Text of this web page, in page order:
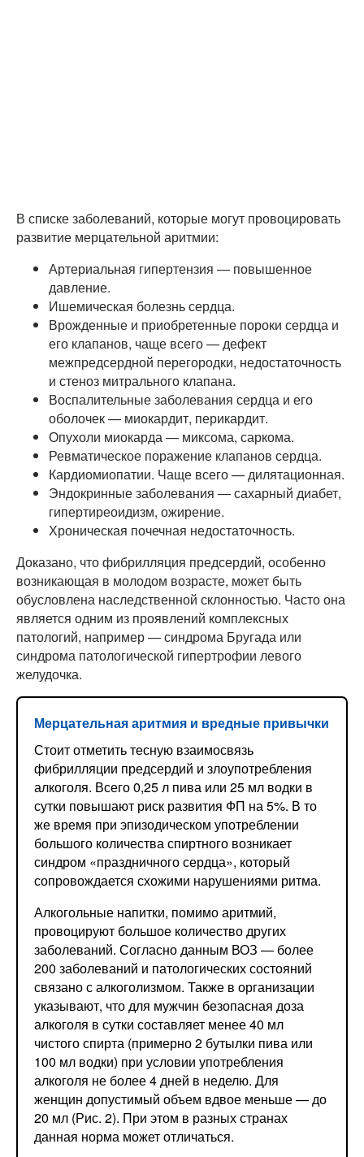
В списке заболеваний, которые могут провоцировать
развитие мерцательной аритмии:
Артериальная гипертензия — повышенное
давление.
Ишемическая болезнь сердца.
Врожденные и приобретенные пороки сердца и
его клапанов, чаще всего — дефект
межпредсердной перегородки, недостаточность
и стеноз митрального клапана.
Воспалительные заболевания сердца и его
оболочек — миокардит, перикардит.
Опухоли миокарда — миксома, саркома.
Ревматическое поражение клапанов сердца.
Кардиомиопатии. Чаще всего — дилятационная.
Эндокринные заболевания — сахарный диабет,
гипертиреоидизм, ожирение.
Хроническая почечная недостаточность.
Доказано, что фибрилляция предсердий, особенно
возникающая в молодом возрасте, может быть
обусловлена наследственной склонностью. Часто она
является одним из проявлений комплексных
патологий, например — синдрома Бругада или
синдрома патологической гипертрофии левого
желудочка.
Мерцательная аритмия и вредные привычки
Стоит отметить тесную взаимосвязь
фибрилляции предсердий и злоупотребления
алкоголя. Всего 0,25 л пива или 25 мл водки в
сутки повышают риск развития ФП на 5%. В то
же время при эпизодическом употреблении
большого количества спиртного возникает
синдром «праздничного сердца», который
сопровождается схожими нарушениями ритма.
Алкогольные напитки, помимо аритмий,
провоцируют большое количество других
заболеваний. Согласно данным ВОЗ — более
200 заболеваний и патологических состояний
связано с алкоголизмом. Также в организации
указывают, что для мужчин безопасная доза
алкоголя в сутки составляет менее 40 мл
чистого спирта (примерно 2 бутылки пива или
100 мл водки) при условии употребления
алкоголя не более 4 дней в неделю. Для
женщин допустимый объем вдвое меньше — до
20 мл (Рис. 2). При этом в разных странах
данная норма может отличаться.